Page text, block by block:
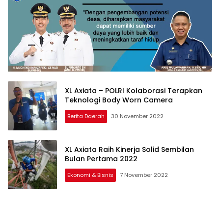
XL Axiata – POLRI Kolaborasi Terapkan
Teknologi Body Worn Camera
Berita Daerah 30 November 2022
XL Axiata Raih Kinerja Solid Sembilan
Bulan Pertama 2022
Ekonomi & Bisnis 7 November 2022